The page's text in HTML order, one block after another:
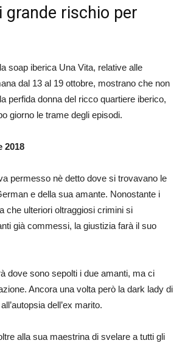
grande rischio per
soap iberica Una Vita, relative alle
dal 13 al 19 ottobre, mostrano che non
perfida donna del ricco quartiere iberico,
giorno le trame degli episodi.
2018
permesso nè detto dove si trovavano le
e della sua amante. Nonostante i
che ulteriori oltraggiosi crimini si
già commessi, la giustizia farà il suo
dove sono sepolti i due amanti, ma ci
Ancora una volta però la dark lady di
dell’ex marito.
alla sua maestrina di svelare a tutti gli